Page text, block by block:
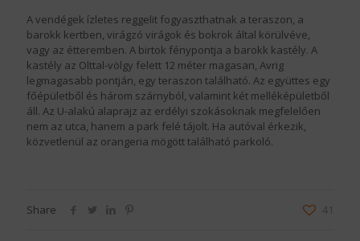
A vendégek ízletes reggelit fogyaszthatnak a teraszon, a
barokk kertben, virágzó virágok és bokrok által körülvéve,
vagy az étteremben. A birtok fénypontja a barokk kastély. A
kastély az Olttal-völgy felett 12 méter magasan, Avrig
legmagasabb pontján, egy teraszon található. Az együttes egy
főépületből és három szárnyból, valamint két melléképületből
áll. Az U-alakú alaprajz az erdélyi szokásoknak megfelelően
nem az utca, hanem a park felé tájolt. Ha autóval érkezik,
közvetlenül az orangeria mögött található parkoló.
Share 41